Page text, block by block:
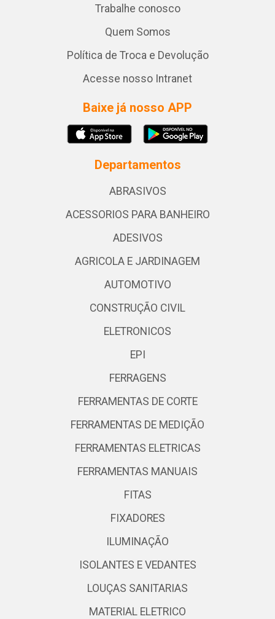
Trabalhe conosco
Quem Somos
Política de Troca e Devolução
Acesse nosso Intranet
Baixe já nosso APP
Departamentos
ABRASIVOS
ACESSORIOS PARA BANHEIRO
ADESIVOS
AGRICOLA E JARDINAGEM
AUTOMOTIVO
CONSTRUÇÃO CIVIL
ELETRONICOS
EPI
FERRAGENS
FERRAMENTAS DE CORTE
FERRAMENTAS DE MEDIÇÃO
FERRAMENTAS ELETRICAS
FERRAMENTAS MANUAIS
FITAS
FIXADORES
ILUMINAÇÃO
ISOLANTES E VEDANTES
LOUÇAS SANITARIAS
MATERIAL ELETRICO